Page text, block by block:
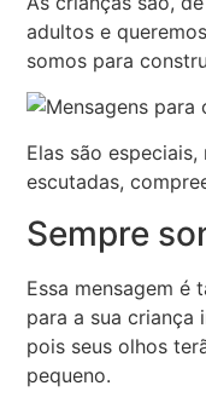
adultos e
somos para
Elas são
escutadas,
Sempre
Essa mensagem é
para a sua criança
pois seus olhos
pequeno.